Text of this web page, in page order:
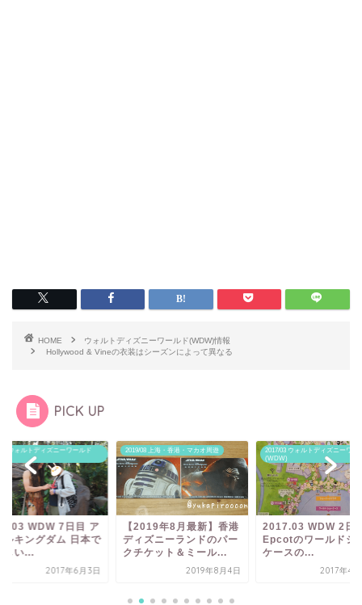
HOME
ウォルトディズニーワールド(WDW)情報
Hollywood & Vineの衣装はシーズンによって異なる
PICK UP
ルトディズニーワールド
WDW 7日目 ア
ングダム 日本で
...
2017年6月3日
2019/08 上海・香港・マカオ周遊
【2019年8月最新】香港
ディズニーランドのパー
クチケット＆ミール...
2019年8月4日
2017/03 ウォルトディズニーワールド
(WDW)
2017.03 WDW 2日目
Epcotのワールドショー
ケースの...
2017年4月27